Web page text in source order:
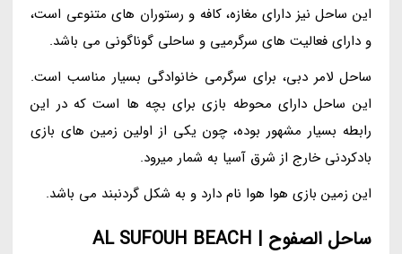
این ساحل نیز دارای مغازه، کافه و رستوران های متنوعی است،
و دارای فعالیت های سرگرمیی و ساحلی گوناگونی می باشد.
ساحل لامر دبی، برای سرگرمی خانوادگی بسیار مناسب است.
این ساحل دارای محوطه بازی برای بچه ها است که در این
رابطه بسیار مشهور بوده، چون یکی از اولین زمین های بازی
بادکردنی خارج از شرق آسیا به شمار میرود.
این زمین بازی هوا هوا نام دارد و به شکل گردنبند می باشد.
ساحل الصفوح | AL SUFOUH BEACH